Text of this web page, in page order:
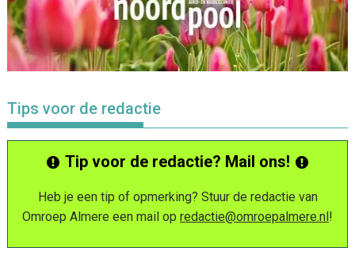
Tips voor de redactie
Tip voor de redactie? Mail ons!
Heb je een tip of opmerking? Stuur de redactie van
Omroep Almere een mail op redactie@omroepalmere.nl!